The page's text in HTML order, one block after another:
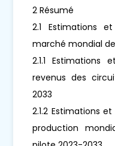
2 Résumé
2.1 Estimations
marché mondial
2.1.1 Estimations
revenus des
2033
2.1.2 Estimations
production